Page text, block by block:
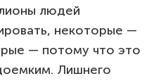
людей
некоторые —
— потому что это
Лишнего